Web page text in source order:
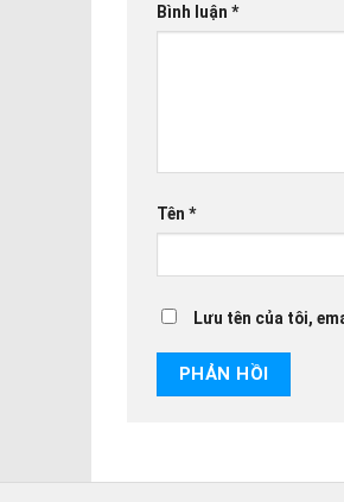
Bình luận *
Tên *
Lưu tên của tôi,